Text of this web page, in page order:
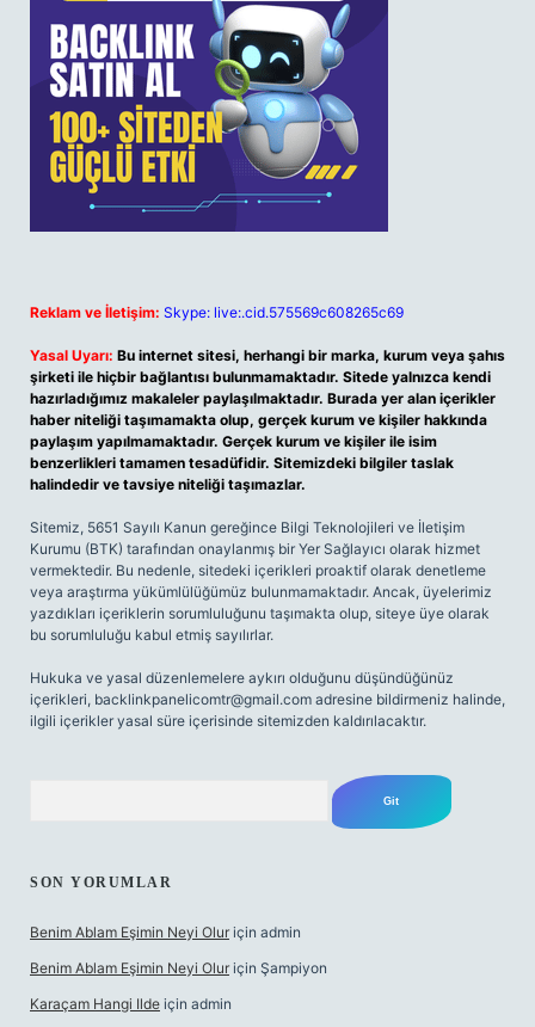
Reklam ve İletişim: Skype: live:.cid.575569c608265c69
Yasal Uyarı: Bu internet sitesi, herhangi bir marka, kurum veya şahıs
şirketi ile hiçbir bağlantısı bulunmamaktadır. Sitede yalnızca kendi
hazırladığımız makaleler paylaşılmaktadır. Burada yer alan içerikler
haber niteliği taşımamakta olup, gerçek kurum ve kişiler hakkında
paylaşım yapılmamaktadır. Gerçek kurum ve kişiler ile isim
benzerlikleri tamamen tesadüfidir. Sitemizdeki bilgiler taslak
halindedir ve tavsiye niteliği taşımazlar.
Sitemiz, 5651 Sayılı Kanun gereğince Bilgi Teknolojileri ve İletişim
Kurumu (BTK) tarafından onaylanmış bir Yer Sağlayıcı olarak hizmet
vermektedir. Bu nedenle, sitedeki içerikleri proaktif olarak denetleme
veya araştırma yükümlülüğümüz bulunmamaktadır. Ancak, üyelerimiz
yazdıkları içeriklerin sorumluluğunu taşımakta olup, siteye üye olarak
bu sorumluluğu kabul etmiş sayılırlar.
Hukuka ve yasal düzenlemelere aykırı olduğunu düşündüğünüz
içerikleri, backlinkpanelicomtr@gmail.com adresine bildirmeniz halinde,
ilgili içerikler yasal süre içerisinde sitemizden kaldırılacaktır.
SON YORUMLAR
Benim Ablam Eşimin Neyi Olur için admin
Benim Ablam Eşimin Neyi Olur için Şampiyon
Karaçam Hangi Ilde için admin